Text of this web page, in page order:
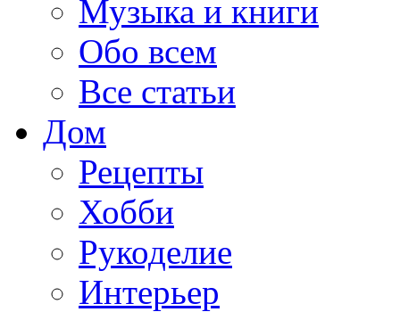
Музыка и книги
Обо всем
Все статьи
Дом
Рецепты
Хобби
Рукоделие
Интерьер